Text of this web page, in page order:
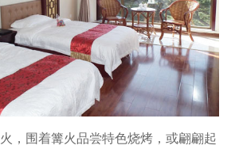
，围着篝火品尝特色烧烤，或翩翩起